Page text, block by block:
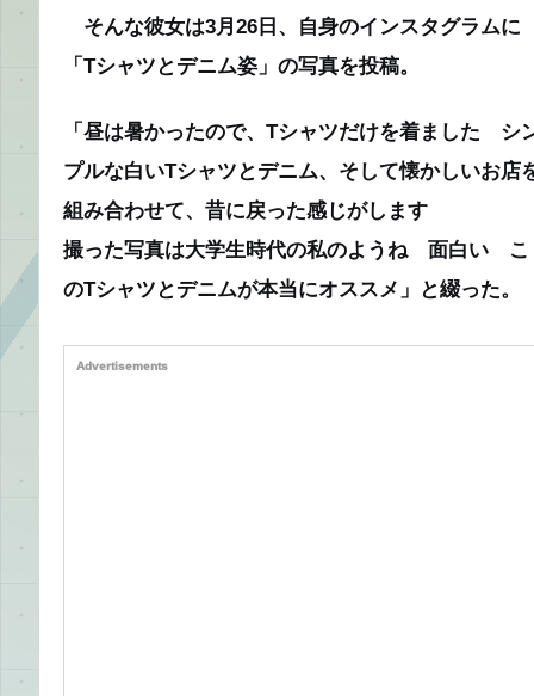
そんな彼女は3月26日、自身のインスタグラムに
「Tシャツとデニム姿」の写真を投稿。
「昼は暑かったので、Tシャツだけを着ました シ
プルな白いTシャツとデニム、そして懐かしいお店
組み合わせて、昔に戻った感じがします
撮った写真は大学生時代の私のようね 面白い こ
のTシャツとデニムが本当にオススメ」と綴った。
Advertisements